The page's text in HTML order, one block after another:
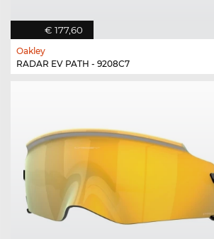
€ 177,60
Oakley
RADAR EV PATH - 9208C7